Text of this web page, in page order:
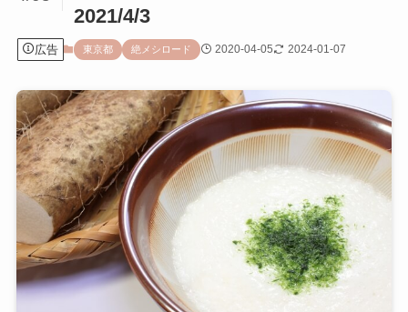
2021/4/3
広告 東京都 絶メシロード 2020-04-05 2024-01-07